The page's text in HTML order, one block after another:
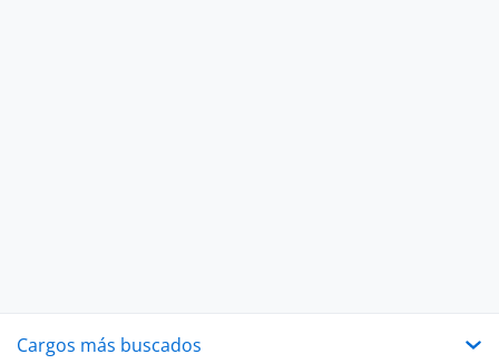
Cargos más buscados